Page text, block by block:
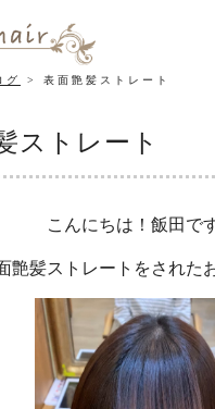
グ 表面艶髪ストレート
ストレート
こんにちは！飯田です
艶髪ストレートをされた